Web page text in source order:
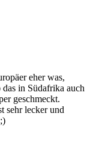
eher was,
in Südafrika auch
geschmeckt.
sehr lecker und